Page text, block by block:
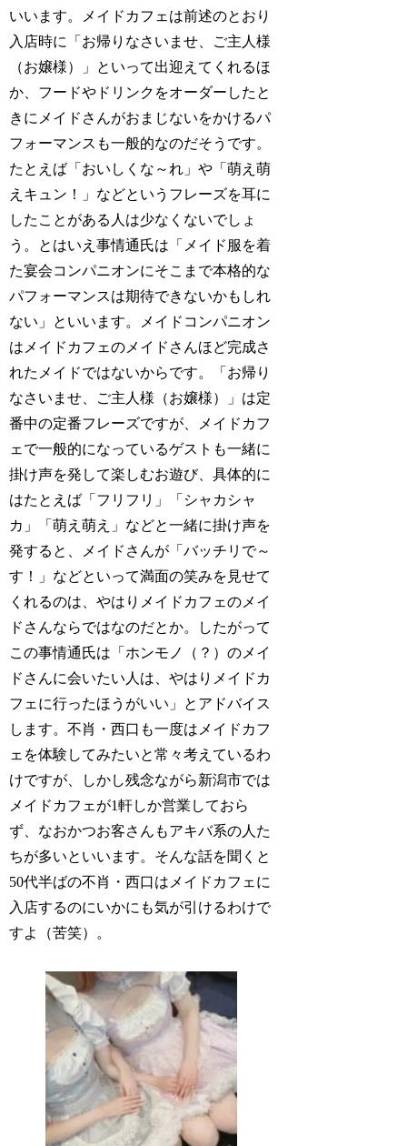
いいます。メイドカフェは前述のとおり
入店時に「お帰りなさいませ、ご主人様
（お嬢様）」といって出迎えてくれるほ
か、フードやドリンクをオーダーしたと
きにメイドさんがおまじないをかけるパ
フォーマンスも一般的なのだそうです。
たとえば「おいしくな～れ」や「萌え萌
えキュン！」などというフレーズを耳に
したことがある人は少なくないでしょ
う。とはいえ事情通氏は「メイド服を着
た宴会コンパニオンにそこまで本格的な
パフォーマンスは期待できないかもしれ
ない」といいます。メイドコンパニオン
はメイドカフェのメイドさんほど完成さ
れたメイドではないからです。「お帰り
なさいませ、ご主人様（お嬢様）」は定
番中の定番フレーズですが、メイドカフ
ェで一般的になっているゲストも一緒に
掛け声を発して楽しむお遊び、具体的に
はたとえば「フリフリ」「シャカシャ
カ」「萌え萌え」などと一緒に掛け声を
発すると、メイドさんが「バッチリで～
す！」などといって満面の笑みを見せて
くれるのは、やはりメイドカフェのメイ
ドさんならではなのだとか。したがって
この事情通氏は「ホンモノ（？）のメイ
ドさんに会いたい人は、やはりメイドカ
フェに行ったほうがいい」とアドバイス
します。不肖・西口も一度はメイドカフ
ェを体験してみたいと常々考えているわ
けですが、しかし残念ながら新潟市では
メイドカフェが1軒しか営業しておら
ず、なおかつお客さんもアキバ系の人た
ちが多いといいます。そんな話を聞くと
50代半ばの不肖・西口はメイドカフェに
入店するのにいかにも気が引けるわけで
すよ（苦笑）。